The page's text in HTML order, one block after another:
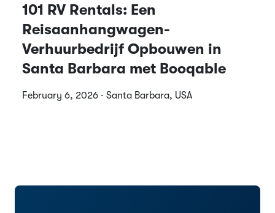
101 RV Rentals: Een
Reisaanhangwagen-
Verhuurbedrijf Opbouwen in
Santa Barbara met Booqable
February 6, 2026 · Santa Barbara, USA